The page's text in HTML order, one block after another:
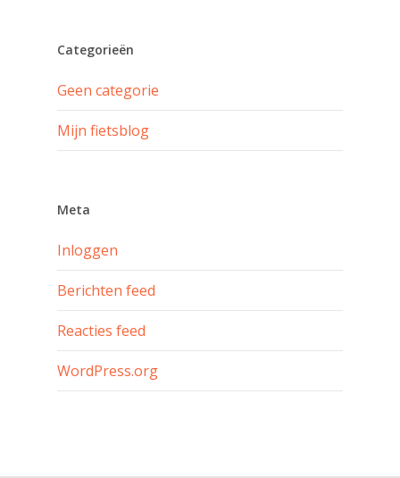
Categorieën
Geen categorie
Mijn fietsblog
Meta
Inloggen
Berichten feed
Reacties feed
WordPress.org